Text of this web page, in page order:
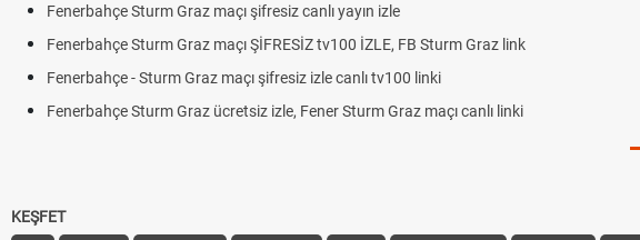
Fenerbahçe Sturm Graz maçı şifresiz canlı yayın izle
Fenerbahçe Sturm Graz maçı ŞİFRESİZ tv100 İZLE, FB Sturm Graz link
Fenerbahçe - Sturm Graz maçı şifresiz izle canlı tv100 linki
Fenerbahçe Sturm Graz ücretsiz izle, Fener Sturm Graz maçı canlı linki
KEŞFET